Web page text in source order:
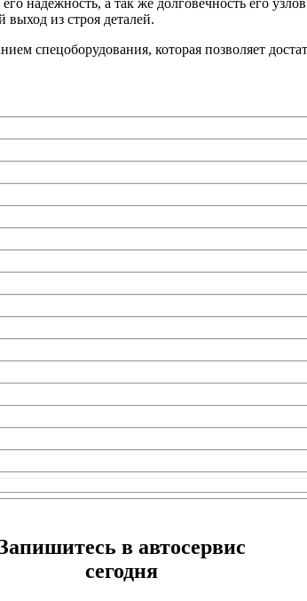
надежность, а так же долговечность его
выход из строя деталей.
спецоборудования, которая позволяет
в автосервис
сегодня